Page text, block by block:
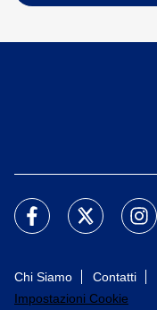
Chi Siamo Contatti
Impostazioni Cookie